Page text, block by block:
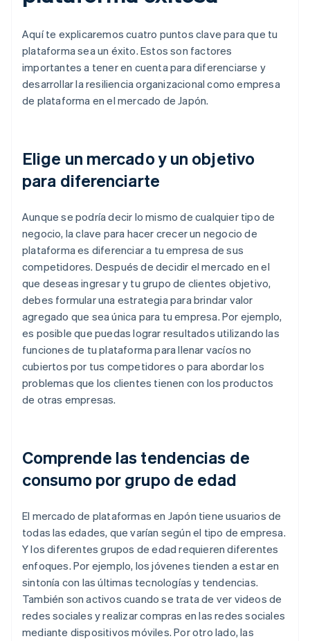
Aquí te explicaremos cuatro puntos clave para que tu
plataforma sea un éxito. Estos son factores
importantes a tener en cuenta para diferenciarse y
desarrollar la resiliencia organizacional como empresa
de plataforma en el mercado de Japón.
Elige un mercado y un objetivo
para diferenciarte
Aunque se podría decir lo mismo de cualquier tipo de
negocio, la clave para hacer crecer un negocio de
plataforma es diferenciar a tu empresa de sus
competidores. Después de decidir el mercado en el
que deseas ingresar y tu grupo de clientes objetivo,
debes formular una estrategia para brindar valor
agregado que sea única para tu empresa. Por ejemplo,
es posible que puedas lograr resultados utilizando las
funciones de tu plataforma para llenar vacíos no
cubiertos por tus competidores o para abordar los
problemas que los clientes tienen con los productos
de otras empresas.
Comprende las tendencias de
consumo por grupo de edad
El mercado de plataformas en Japón tiene usuarios de
todas las edades, que varían según el tipo de empresa.
Y los diferentes grupos de edad requieren diferentes
enfoques. Por ejemplo, los jóvenes tienden a estar en
sintonía con las últimas tecnologías y tendencias.
También son activos cuando se trata de ver videos de
redes sociales y realizar compras en las redes sociales
mediante dispositivos móviles. Por otro lado, las